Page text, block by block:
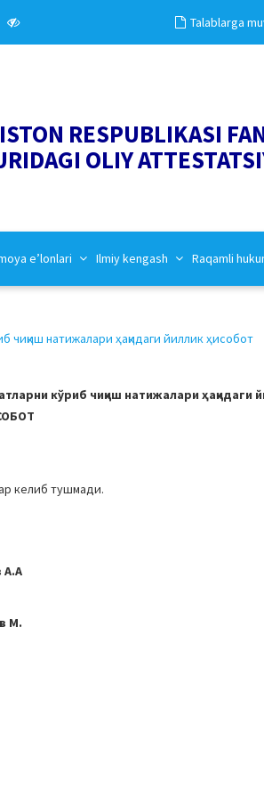
Talablarga
RESPUBLIKASI
OLIY
e’lonlari Ilmiy kengash Raqamli
натижалари ҳақидаги йиллик ҳисобот
кўриб чиқиш натижалари ҳақидаги
келиб тушмади.
М.